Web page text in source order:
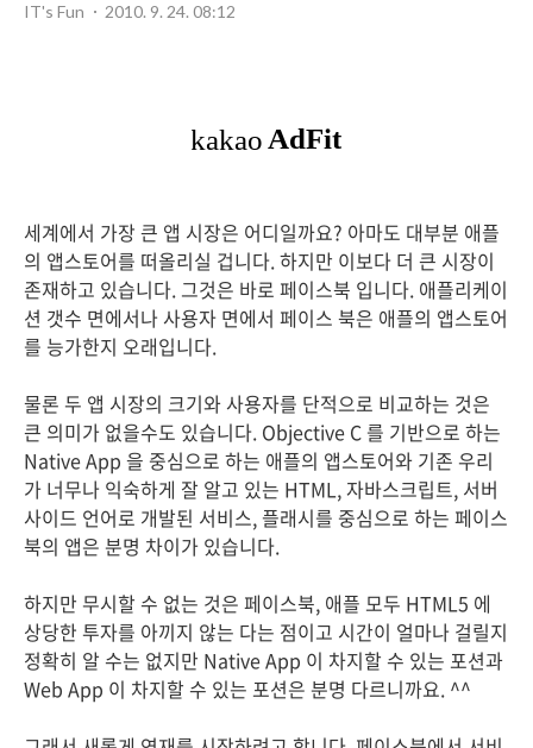
IT's Fun 2010. 9. 24. 08:12
세계에서 가장 큰 앱 시장은 어디일까요? 아마도 대부분 애플
의 앱스토어를 떠올리실 겁니다. 하지만 이보다 더 큰 시장이
존재하고 있습니다. 그것은 바로 페이스북 입니다. 애플리케이
션 갯수 면에서나 사용자 면에서 페이스 북은 애플의 앱스토어
를 능가한지 오래입니다.
물론 두 앱 시장의 크기와 사용자를 단적으로 비교하는 것은
큰 의미가 없을수도 있습니다. Objective C 를 기반으로 하는
Native App 을 중심으로 하는 애플의 앱스토어와 기존 우리
가 너무나 익숙하게 잘 알고 있는 HTML, 자바스크립트, 서버
사이드 언어로 개발된 서비스, 플래시를 중심으로 하는 페이스
북의 앱은 분명 차이가 있습니다.
하지만 무시할 수 없는 것은 페이스북, 애플 모두 HTML5 에
상당한 투자를 아끼지 않는 다는 점이고 시간이 얼마나 걸릴지
정확히 알 수는 없지만 Native App 이 차지할 수 있는 포션과
Web App 이 차지할 수 있는 포션은 분명 다르니까요. ^^